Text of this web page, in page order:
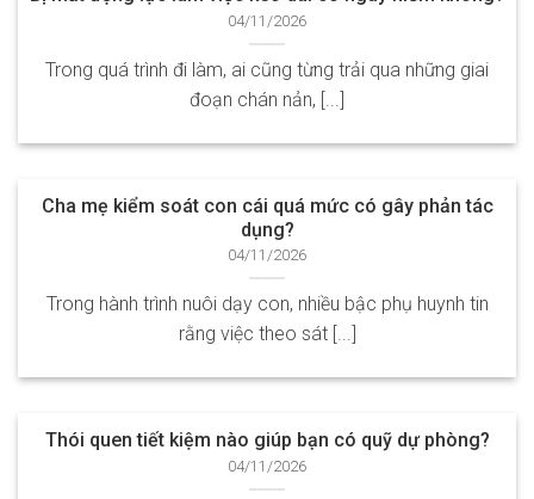
04/11/2026
Trong quá trình đi làm, ai cũng từng trải qua những giai
đoạn chán nản, [...]
Cha mẹ kiểm soát con cái quá mức có gây phản tác
dụng?
04/11/2026
Trong hành trình nuôi dạy con, nhiều bậc phụ huynh tin
rằng việc theo sát [...]
Thói quen tiết kiệm nào giúp bạn có quỹ dự phòng?
04/11/2026